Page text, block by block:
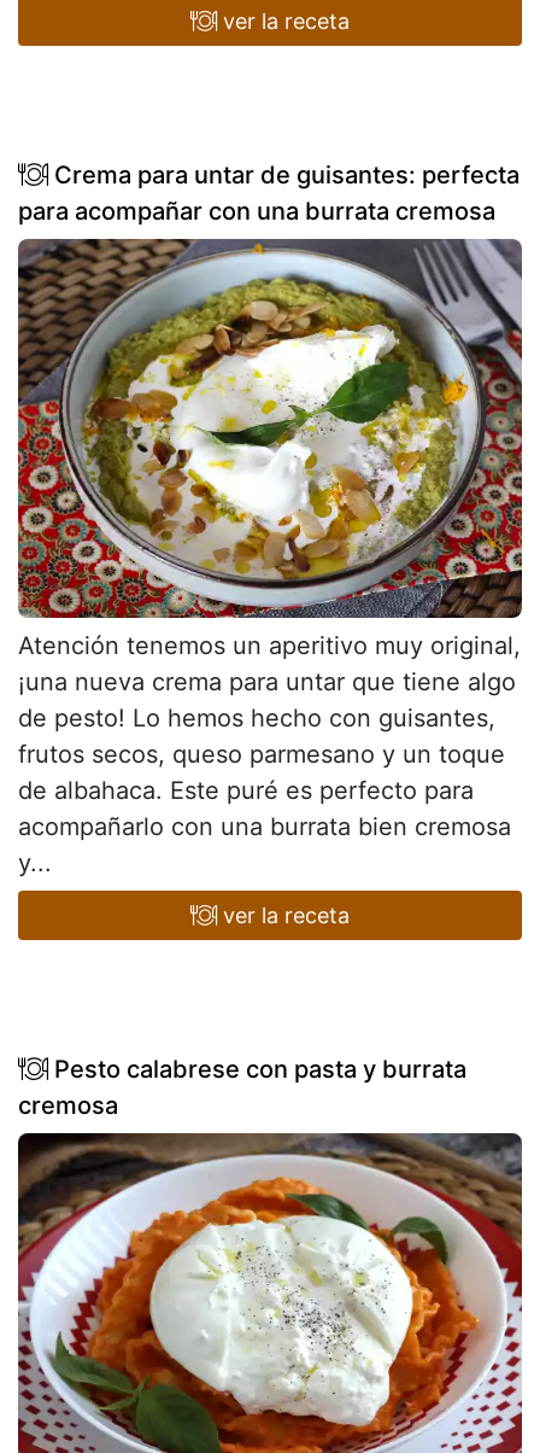
ver la receta
Crema para untar de guisantes: perfecta
para acompañar con una burrata cremosa
Atención tenemos un aperitivo muy original,
¡una nueva crema para untar que tiene algo
de pesto! Lo hemos hecho con guisantes,
frutos secos, queso parmesano y un toque
de albahaca. Este puré es perfecto para
acompañarlo con una burrata bien cremosa
y...
ver la receta
Pesto calabrese con pasta y burrata
cremosa